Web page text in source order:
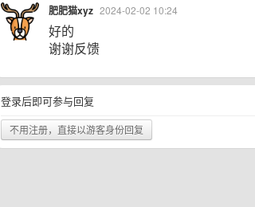
肥肥猫xyz 2024-02-02 10:24
好的
谢谢反馈
登录后即可参与回复
不用注册，直接以游客身份回复